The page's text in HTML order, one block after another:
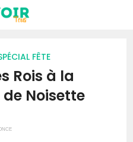
FÊTE
Rois à la
Noisette